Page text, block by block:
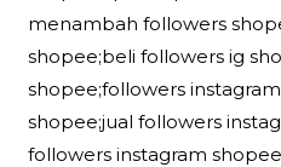
menambah followers
shopee;beli followers ig
shopee;followers
shopee;jual followers
followers instagram